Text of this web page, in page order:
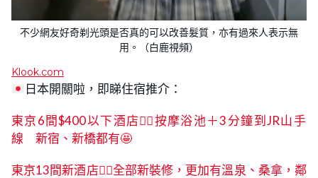
不少網友好奇剃光頭是否真的可以改善髮質，亦有過來人表示無
用。（白鹿視頻）
Klook.com
日本開關啦，即睇住宿推介：
東京6間$400以下酒店👍🏻按摩浴池＋3分鐘到JR山手
線 新宿、新橋都有🤩
東京13間新酒店👍🏻全部新裝修，更加有溫泉、桑拿，鄰